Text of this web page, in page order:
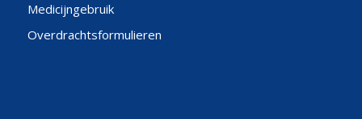
Medicijngebruik
Overdrachtsformulieren